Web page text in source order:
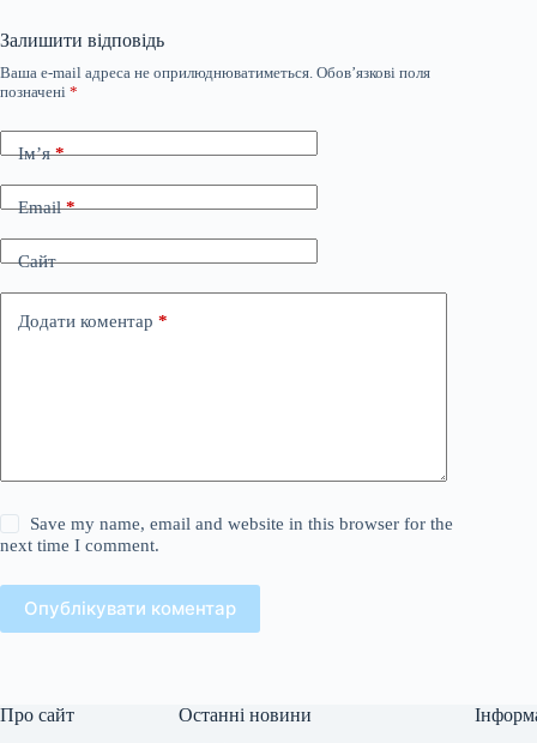
Залишити відповідь
Ваша e-mail адреса не оприлюднюватиметься. Обов’язкові поля
позначені *
Ім’я*
Email*
Сайт
Додати коментар *
Save my name, email and website in this browser for the
next time I comment.
Опублікувати коментар
Про сайт Останні новини